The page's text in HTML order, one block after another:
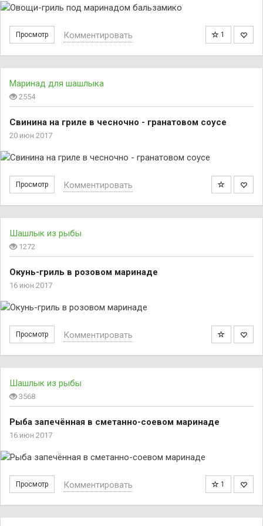
Просмотр 1
Комментировать
Маринад для шашлыка
2554
Свинина на гриле в чесночно - гранатовом соусе
20 июн 2017
Просмотр Комментировать
Шашлык из рыбы
1272
Окунь-гриль в розовом маринаде
16 июн 2017
Просмотр Комментировать
Шашлык из рыбы
3568
Рыба запечённая в сметанно-соевом маринаде
16 июн 2017
Просмотр 1
Комментировать